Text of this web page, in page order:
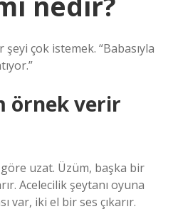
çok istemek. “Babasıyla
örnek verir
göre uzat. Üzüm, başka bir
Acelecilik şeytanı oyuna
var, iki el bir ses çıkarır.